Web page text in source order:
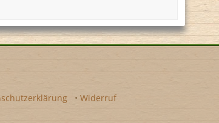
• Widerruf